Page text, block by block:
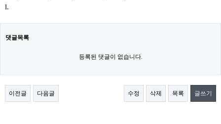
l.
댓글목록
등록된 댓글이 없습니다.
이전글 다음글 수정 삭제 목록 글쓰기